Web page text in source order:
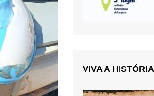
VIVA A HISTÓRIA